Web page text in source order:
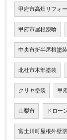
甲府市高畑リフォ
甲府市屋根漆喰
中央市折半屋根塗装
北杜市木部塗装
クリヤ塗装 甲
山梨市 ドロー
富士川町屋根外壁